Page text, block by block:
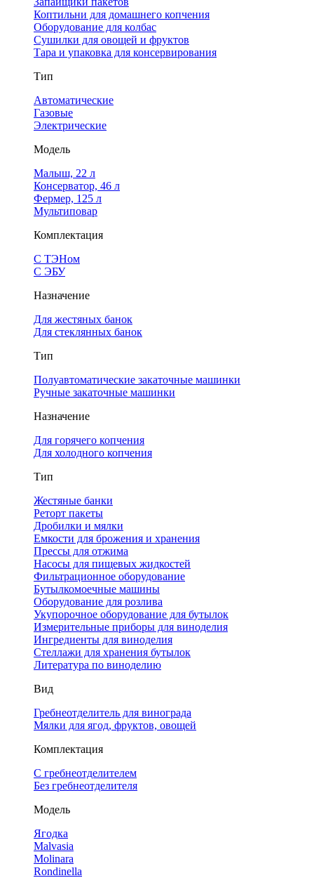
Коптильни для домашнего копчения
Оборудование для колбас
Сушилки для овощей и фруктов
Тара и упаковка для консервирования
Тип
Автоматические
Газовые
Электрические
Модель
Малыш, 22 л
Консерватор, 46 л
Фермер, 125 л
Мультиповар
Комплектация
С ТЭНом
С ЭБУ
Назначение
Для жестяных банок
Для стеклянных банок
Тип
Полуавтоматические закаточные машинки
Ручные закаточные машинки
Назначение
Для горячего копчения
Для холодного копчения
Тип
Жестяные банки
Реторт пакеты
Дробилки и мялки
Емкости для брожения и хранения
Прессы для отжима
Насосы для пищевых жидкостей
Фильтрационное оборудование
Бутылкомоечные машины
Оборудование для розлива
Укупорочное оборудование для бутылок
Измерительные приборы для виноделия
Ингредиенты для виноделия
Стеллажи для хранения бутылок
Литература по виноделию
Вид
Гребнеотделитель для винограда
Мялки для ягод, фруктов, овощей
Комплектация
С гребнеотделителем
Без гребнеотделителя
Модель
Ягодка
Malvasia
Molinara
Rondinella